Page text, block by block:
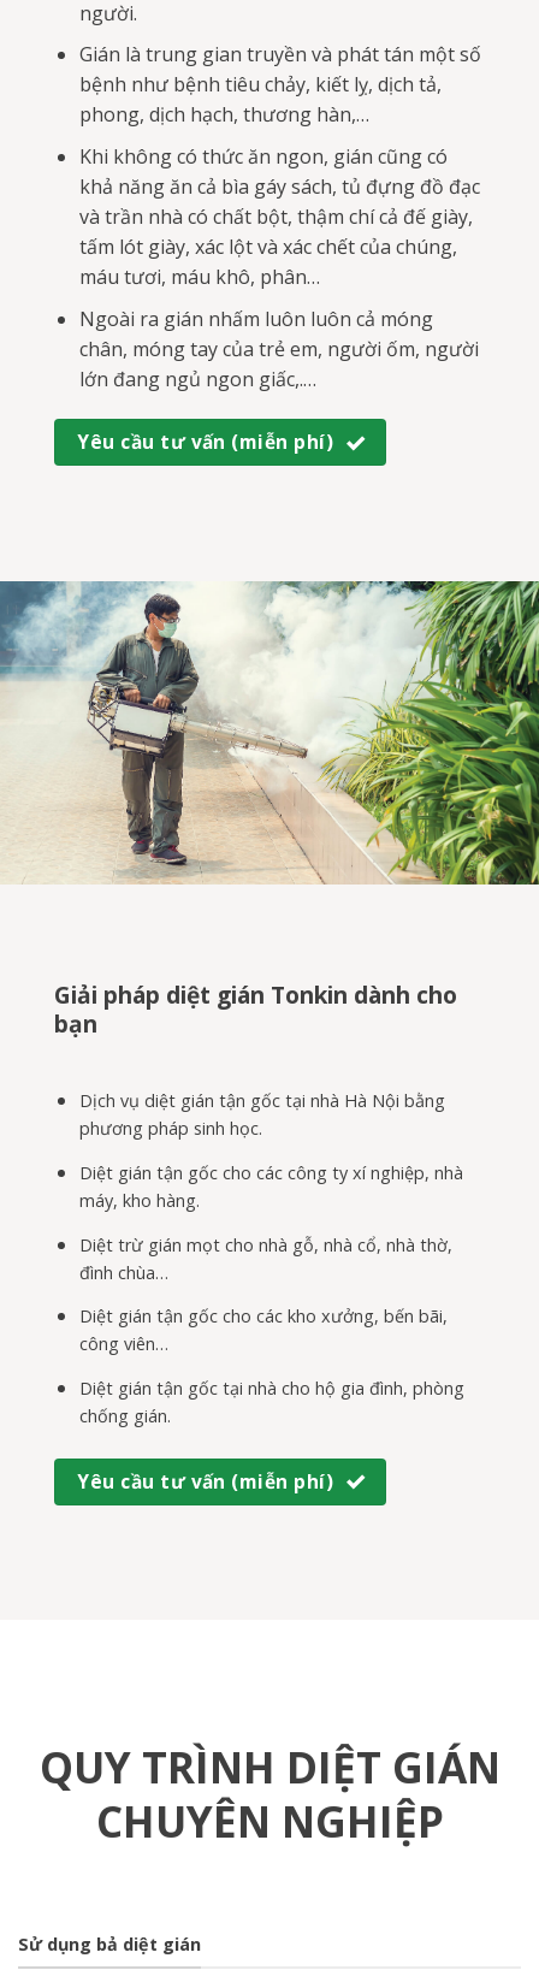
người.
Gián là trung gian truyền và phát tán một số
bệnh như bệnh tiêu chảy, kiết lỵ, dịch tả,
phong, dịch hạch, thương hàn,…
Khi không có thức ăn ngon, gián cũng có
khả năng ăn cả bìa gáy sách, tủ đựng đồ đạc
và trần nhà có chất bột, thậm chí cả đế giày,
tấm lót giày, xác lột và xác chết của chúng,
máu tươi, máu khô, phân…
Ngoài ra gián nhấm luôn luôn cả móng
chân, móng tay của trẻ em, người ốm, người
lớn đang ngủ ngon giấc,.…
Yêu cầu tư vấn (miễn phí)
Giải pháp diệt gián Tonkin dành cho
bạn
Dịch vụ diệt gián tận gốc tại nhà Hà Nội bằng
phương pháp sinh học.
Diệt gián tận gốc cho các công ty xí nghiệp, nhà
máy, kho hàng.
Diệt trừ gián mọt cho nhà gỗ, nhà cổ, nhà thờ,
đình chùa…
Diệt gián tận gốc cho các kho xưởng, bến bãi,
công viên…
Diệt gián tận gốc tại nhà cho hộ gia đình, phòng
chống gián.
Yêu cầu tư vấn (miễn phí)
QUY TRÌNH DIỆT GIÁN
CHUYÊN NGHIỆP
Sử dụng bả diệt gián